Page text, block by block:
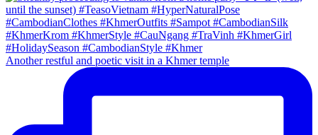
Another restful and poetic visit in a Khmer temple